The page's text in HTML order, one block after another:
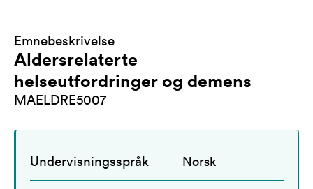
Emnebeskrivelse
Aldersrelaterte
helseutfordringer og demens
MAELDRE5007
Undervisningsspråk Norsk